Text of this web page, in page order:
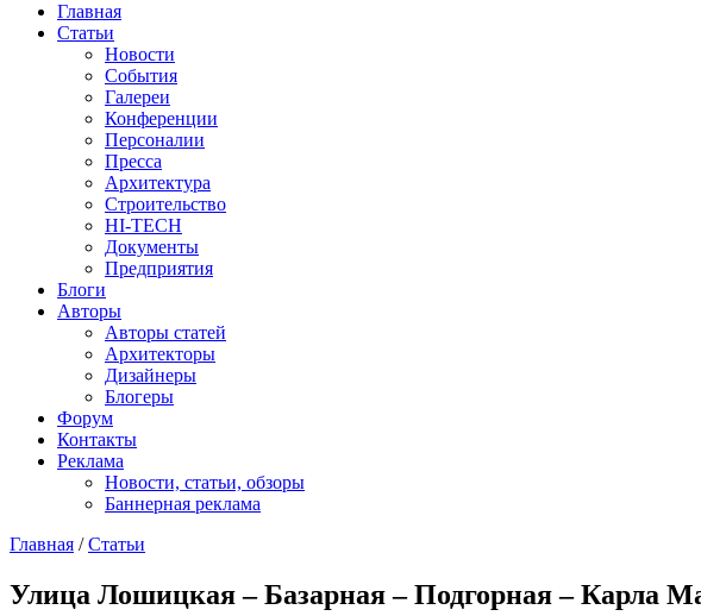
Главная
Статьи
Новости
События
Галереи
Конференции
Персоналии
Пресса
Архитектура
Строительство
HI-TECH
Документы
Предприятия
Блоги
Авторы
Авторы статей
Архитекторы
Дизайнеры
Блогеры
Форум
Контакты
Реклама
Новости, статьи, обзоры
Баннерная реклама
Главная / Статьи
Улица Лошицкая – Базарная – Подгорная – Карла